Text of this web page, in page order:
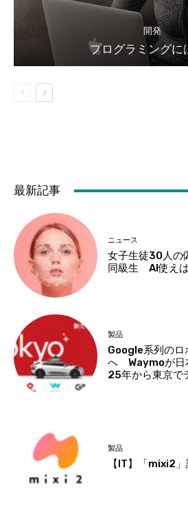
開発
プログラミングに
最新記事
ニュース
女子生徒30人の
同級生 AI使え
製品
Google系列のロ
へ Waymoが日
25年から東京で
製品
【IT】「mixi2